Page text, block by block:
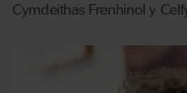
Cymdeithas Frenhinol y